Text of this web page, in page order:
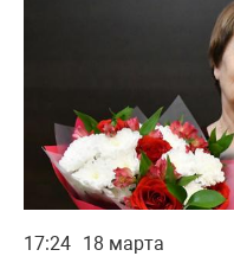
17:24 18 марта